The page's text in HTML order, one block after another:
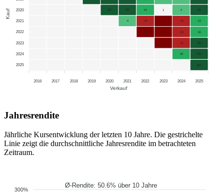
2020
2021
2022
2023
2024
2025
Kauf 137 53 14 1 4 26
4 -19 -23 -15 13
-34 -32 -19 16
-32 -11 39
18 101
267
2016 2017 2018 2019 2020 2021 2022 2023 2024 2025
Verkauf
Jahresrendite
Jährliche Kursentwicklung der letzten 10 Jahre. Die gestrichelte
Linie zeigt die durchschnittliche Jahresrendite im betrachteten
Zeitraum.
Ø-Rendite: 50.6% über 10 Jahre
300%